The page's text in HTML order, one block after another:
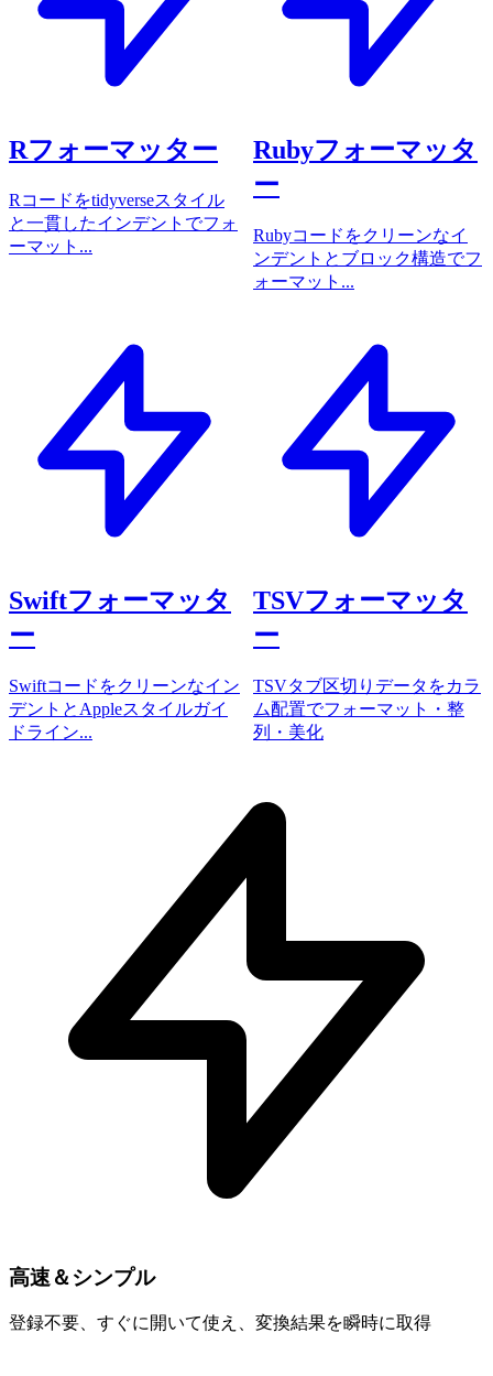
Rフォーマッター
Rコードをtidyverseスタイル
と一貫したインデントでフォ
ーマット...
Rubyフォーマッタ
ー
Rubyコードをクリーンなイ
ンデントとブロック構造でフ
ォーマット...
Swiftフォーマッタ
ー
Swiftコードをクリーンなイン
デントとAppleスタイルガイ
ドライン...
TSVフォーマッタ
ー
TSVタブ区切りデータをカラ
ム配置でフォーマット・整
列・美化
高速＆シンプル
登録不要、すぐに開いて使え、変換結果を瞬時に取得